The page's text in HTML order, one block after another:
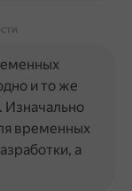
и то же
Изначально
временных
а